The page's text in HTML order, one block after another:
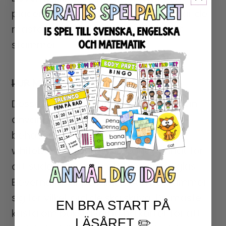
placera ljud i ord, samt lästräning där de
måste läsa och lyssna på om ordet
stämmer.
HUR MAN ANVÄNDER AKTIVITETEN:
Dessa kort bör lamineras så att de kan
användas om och om igen. Eleverna
behöver en whiteboardpenna,
whiteboardsvamp eller något annat för
att sudda bort och ett förstoringsglas.
Eleverna tittar på bilden och bestämmer
sig för vilket ord de ska skriva. De måste
kasta om bokstäverna på kortet för att
EN BRA START PÅ
LÄSÅRET ✏️